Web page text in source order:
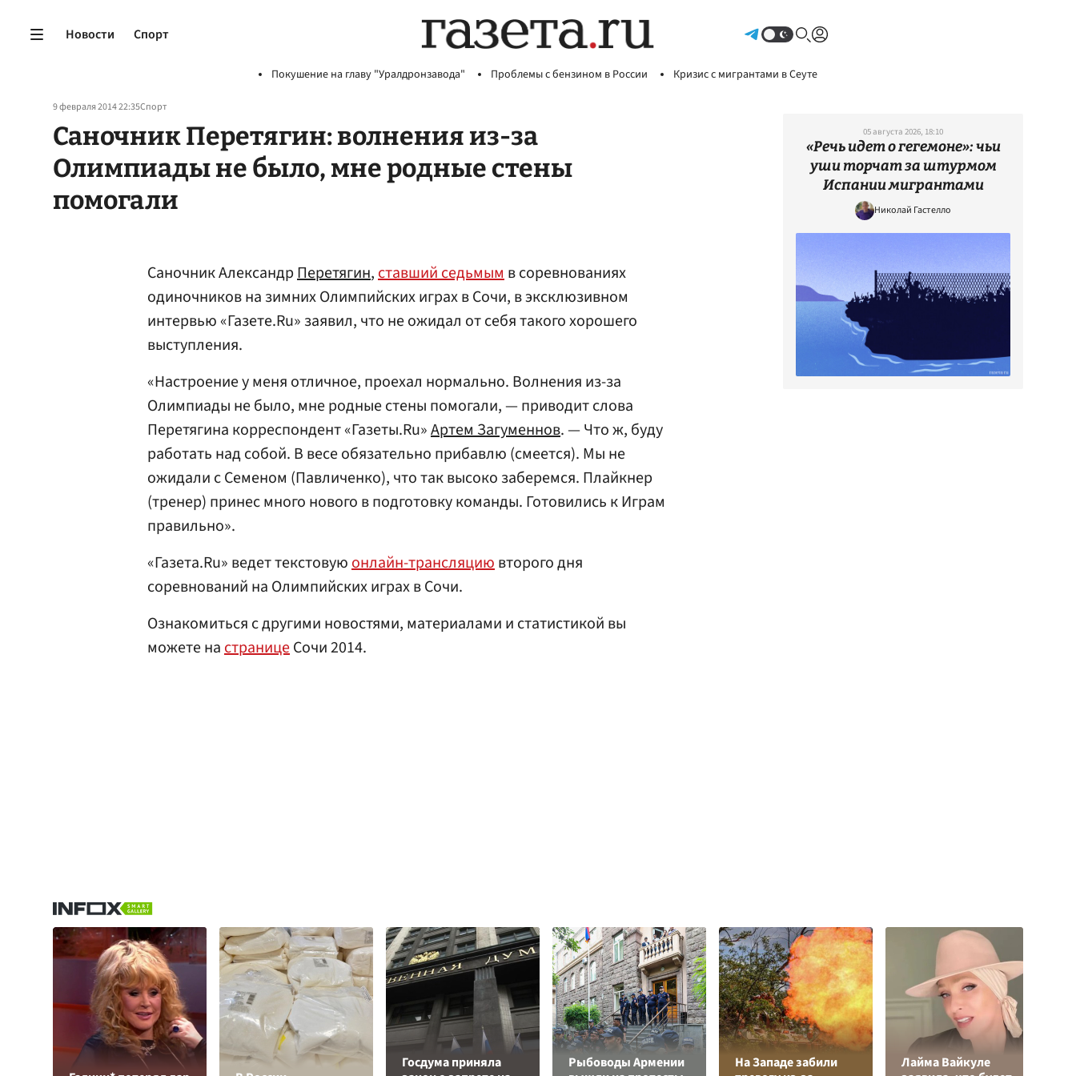
Новости Спорт
Покушение на главу "Уралдронзавода" Проблемы с бензином в России Кризис с мигрантами в Сеуте
9 февраля 2014 22:35Спорт
Саночник Перетягин: волнения из-за
Олимпиады не было, мне родные стены
помогали
Саночник АлександрПеретягин,ставший седьмымв соревнованиях
одиночников на зимних Олимпийских играх в Сочи, в эксклюзивном
интервью «Газете.Ru» заявил, что не ожидал от себя такого хорошего
выступления.
«Настроение у меня отличное, проехал нормально. Волнения из-за
Олимпиады не было, мне родные стены помогали, — приводит слова
Перетягина корреспондент «Газеты.Ru»Артем Загуменнов. — Что ж, буду
работать над собой. В весе обязательно прибавлю (смеется). Мы не
ожидали с Семеном (Павличенко), что так высоко заберемся. Плайкнер
(тренер) принес много нового в подготовку команды. Готовились к Играм
правильно».
«Газета.Ru» ведет текстовуюонлайн-трансляциювторого дня
соревнований на Олимпийских играх в Сочи.
Ознакомиться с другими новостями, материалами и статистикой вы
можете настраницеСочи 2014.
05 августа 2026, 18:10
«Речь идет о гегемоне»: чьи
уши торчат за штурмом
Испании мигрантами
Николай Гастелло
Госдума приняла
Рыбоводы Армении
На Западе забили
Лайма Вайкуле